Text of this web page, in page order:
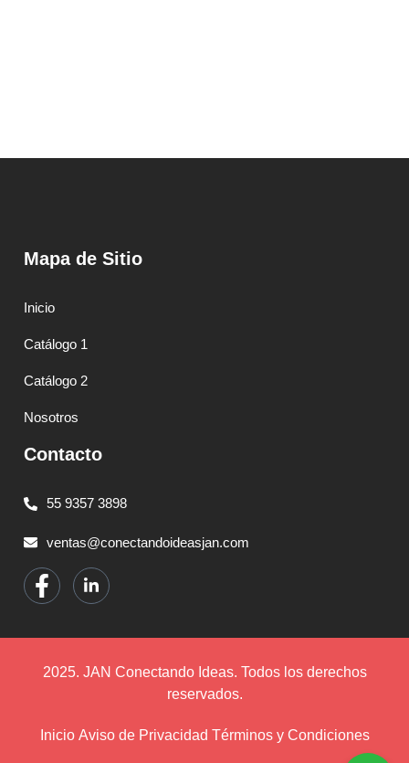
Mapa de Sitio
Inicio
Catálogo 1
Catálogo 2
Nosotros
Contacto
55 9357 3898
ventas@conectandoideasjan.com
2025. JAN Conectando Ideas. Todos los derechos
reservados.
Inicio Aviso de Privacidad Términos y Condiciones